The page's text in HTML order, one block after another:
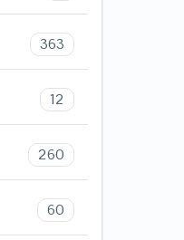
363
12
260
60